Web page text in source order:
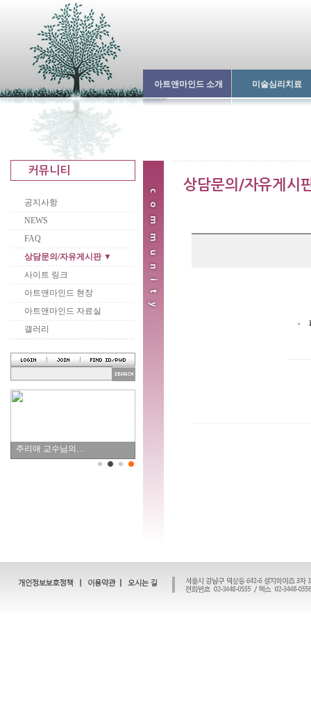
아트앤마인드 소개 미술심리치료
공지사항
NEWS
FAQ
상담문의/자유게시판 ▼
사이트 링크
아트앤마인드 현장
아트앤마인드 자료실
갤러리
주리애 교수님의…